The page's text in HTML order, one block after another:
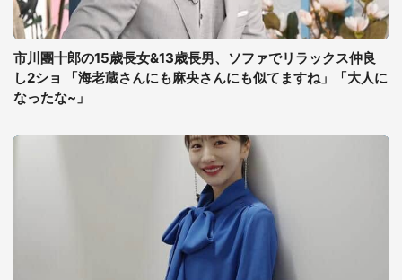
市川團十郎の15歳長女&13歳長男、ソファでリラックス仲良
し2ショ 「海老蔵さんにも麻央さんにも似てますね」「大人に
なったな~」